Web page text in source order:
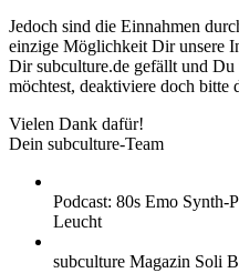
Jedoch sind die Einnahmen
einzige Möglichkeit Dir unsere
Dir subculture.de gefällt und Du
möchtest, deaktiviere doch bitte
Vielen Dank dafür!
Dein subculture-Team
Podcast: 80s Emo Synth-
Leucht
subculture Magazin Soli